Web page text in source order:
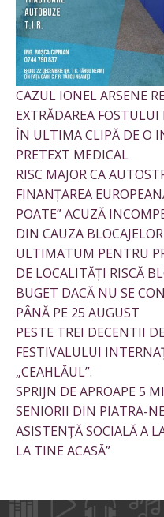
CAZUL IONEL ARSENE
EXTRĂDAREA
ÎN ULTIMA CLIPĂ DE O
PRETEXT MEDICAL
RISC MAJOR CA
FINANȚAREA
POATE” ACUZĂ
DIN CAUZA
ULTIMATUM PENTRU
DE LOCALITĂȚI RISCĂ
BUGET DACĂ NU SE
PÂNĂ PE 25 AUGUST
PESTE TREI DECENTII
FESTIVALULUI
„CEAHLĂUL”.
SPRIJN DE APROAPE 5
SENIORII DIN PIATRA-
ASISTENȚĂ SOCIALĂ A
LA TINE ACASĂ”